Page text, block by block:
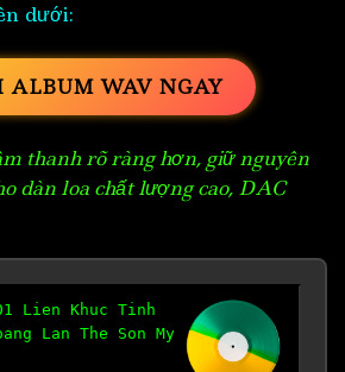
dưới:
ALBUM WAV NGAY
thanh rõ ràng hơn, giữ nguyên
dàn loa chất lượng cao, DAC
Lien Khuc Tinh
Lan The Son My